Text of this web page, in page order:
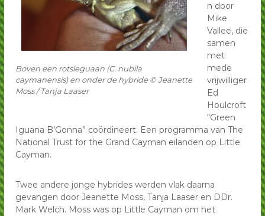
Boven een rotsleguaan (C. nubila
caymanensis) en onder de hybride © Jeanette
Moss / Tanja Laaser
n door
Mike
Vallee, die
samen
met
mede
vrijwilliger
Ed
Houlcroft
“Green
Iguana B’Gonna” coördineert. Een programma van The
National Trust for the Grand Cayman eilanden op Little
Cayman.
Twee andere jonge hybrides werden vlak daarna
gevangen door Jeanette Moss, Tanja Laaser en DDr.
Mark Welch. Moss was op Little Cayman om het